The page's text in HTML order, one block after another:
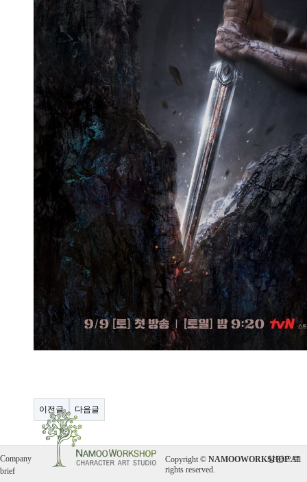
이전글 다음글
Company
brief
Copyright © NAMOOWORKSHOPAll
rights reserved.
상단으로